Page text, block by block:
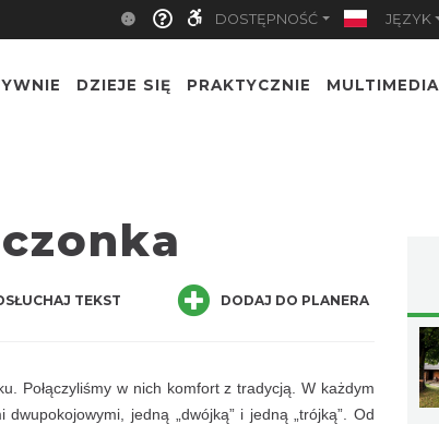
DOSTĘPNOŚĆ JĘZYK
DZIEJE SIĘ PRAKTYCZNIE MULTIMEDIA
TEKST DODAJ DO PLANERA
Połączyliśmy w nich komfort z tradycją. W każdym
jedną „dwójką” i jedną „trójką”. Od